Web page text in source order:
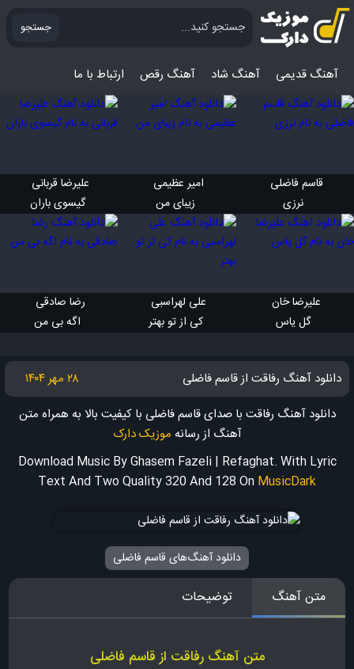
جستجو
آهنگ قدیمی آهنگ‌ شاد آهنگ رقص ارتباط با ما
قاسم فاضلی
نرزی
امیر عظیمی
زیبای من
علیرضا قربانی
گیسوی باران
علیرضا خان
گل یاس
علی لهراسبی
کی از تو بهتر
رضا صادقی
اگه بی من
دانلود آهنگ رفاقت از قاسم فاضلی
۲۸ مهر ۱۴۰۴
دانلود آهنگ رفاقت با صدای قاسم فاضلی با کیفیت بالا به همراه متن
آهنگ از رسانه موزیک دارک
Download Music By Ghasem Fazeli | Refaghat. With Lyric
Text And Two Quality 320 And 128 On MusicDark
دانلود آهنگ‌های قاسم فاضلی
متن آهنگ توضیحات
متن آهنگ رفاقت از قاسم فاضلی